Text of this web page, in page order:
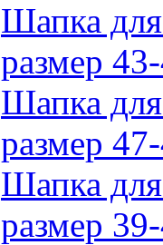
Шапка
размер
Шапка
размер
Шапка
размер